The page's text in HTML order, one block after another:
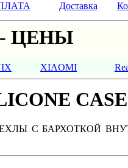
Доставка
ЦЕНЫ
XIAOMI
CASE
С БАРХОТКОЙ